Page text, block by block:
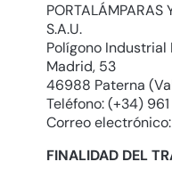
PORTALÁMPARAS
S.A.U.
Polígono
Madrid, 53
46988 Paterna
Teléfono: (+34)
Correo
FINALIDAD DEL